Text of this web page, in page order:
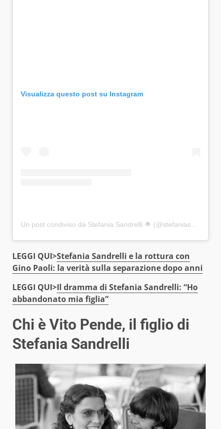
Visualizza questo post su Instagram
LEGGI QUI>Stefania Sandrelli e la rottura con
Gino Paoli: la verità sulla separazione dopo anni
LEGGI QUI>Il dramma di Stefania Sandrelli: “Ho
abbandonato mia figlia”
Chi è Vito Pende, il figlio di
Stefania Sandrelli